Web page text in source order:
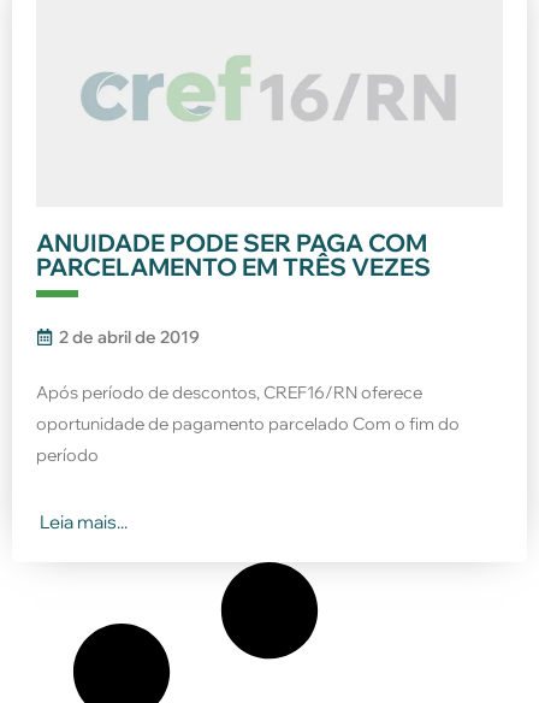
ANUIDADE PODE SER PAGA COM
PARCELAMENTO EM TRÊS VEZES
2 de abril de 2019
Após período de descontos, CREF16/RN oferece
oportunidade de pagamento parcelado Com o fim do
período
Leia mais...